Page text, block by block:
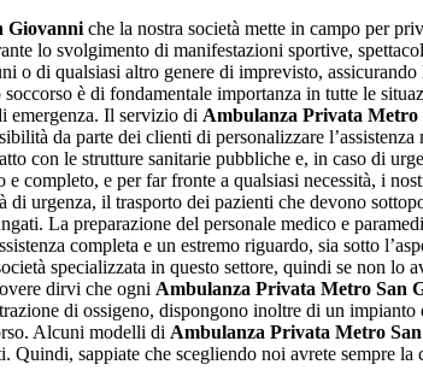
Giovanni che la nostra società mette in campo per
lo svolgimento di manifestazioni sportive,
di qualsiasi altro genere di imprevisto, assicurando
è di fondamentale importanza in tutte le
emergenza. Il servizio di Ambulanza Privata Metro
da parte dei clienti di personalizzare l’assistenza
con le strutture sanitarie pubbliche e, in caso di
completo, e per far fronte a qualsiasi necessità, i
urgenza, il trasporto dei pazienti che devono
La preparazione del personale medico e
completa e un estremo riguardo, sia sotto
specializzata in questo settore, quindi se non lo
dirvi che ogni Ambulanza Privata Metro San
di ossigeno, dispongono inoltre di un
Alcuni modelli di Ambulanza Privata Metro
sappiate che scegliendo noi avrete sempre la